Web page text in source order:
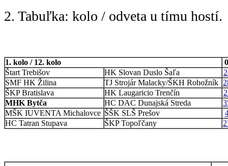
2. Tabuľka: kolo / odveta u tímu hostí.
1. kolo / 12. kolo
Štart Trebišov
HK Slovan Duslo Šaľa
SMF HK Žilina
TJ Strojár Malacky/ŠKH Rohožník
ŠKP Bratislava
HK Laugaricio Trenčín
MHK Bytča
HC DAC Dunajská Streda
MŠK IUVENTA Michalovce ŠŠK SLŠ Prešov
HC Tatran Stupava
ŠKP Topoľčany